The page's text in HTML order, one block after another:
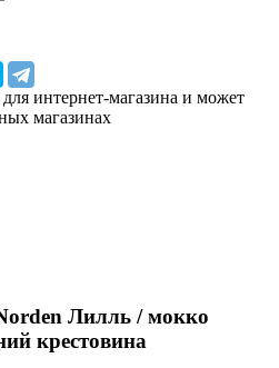
интернет-магазина и может
магазинах
Лилль / мокко
крестовина